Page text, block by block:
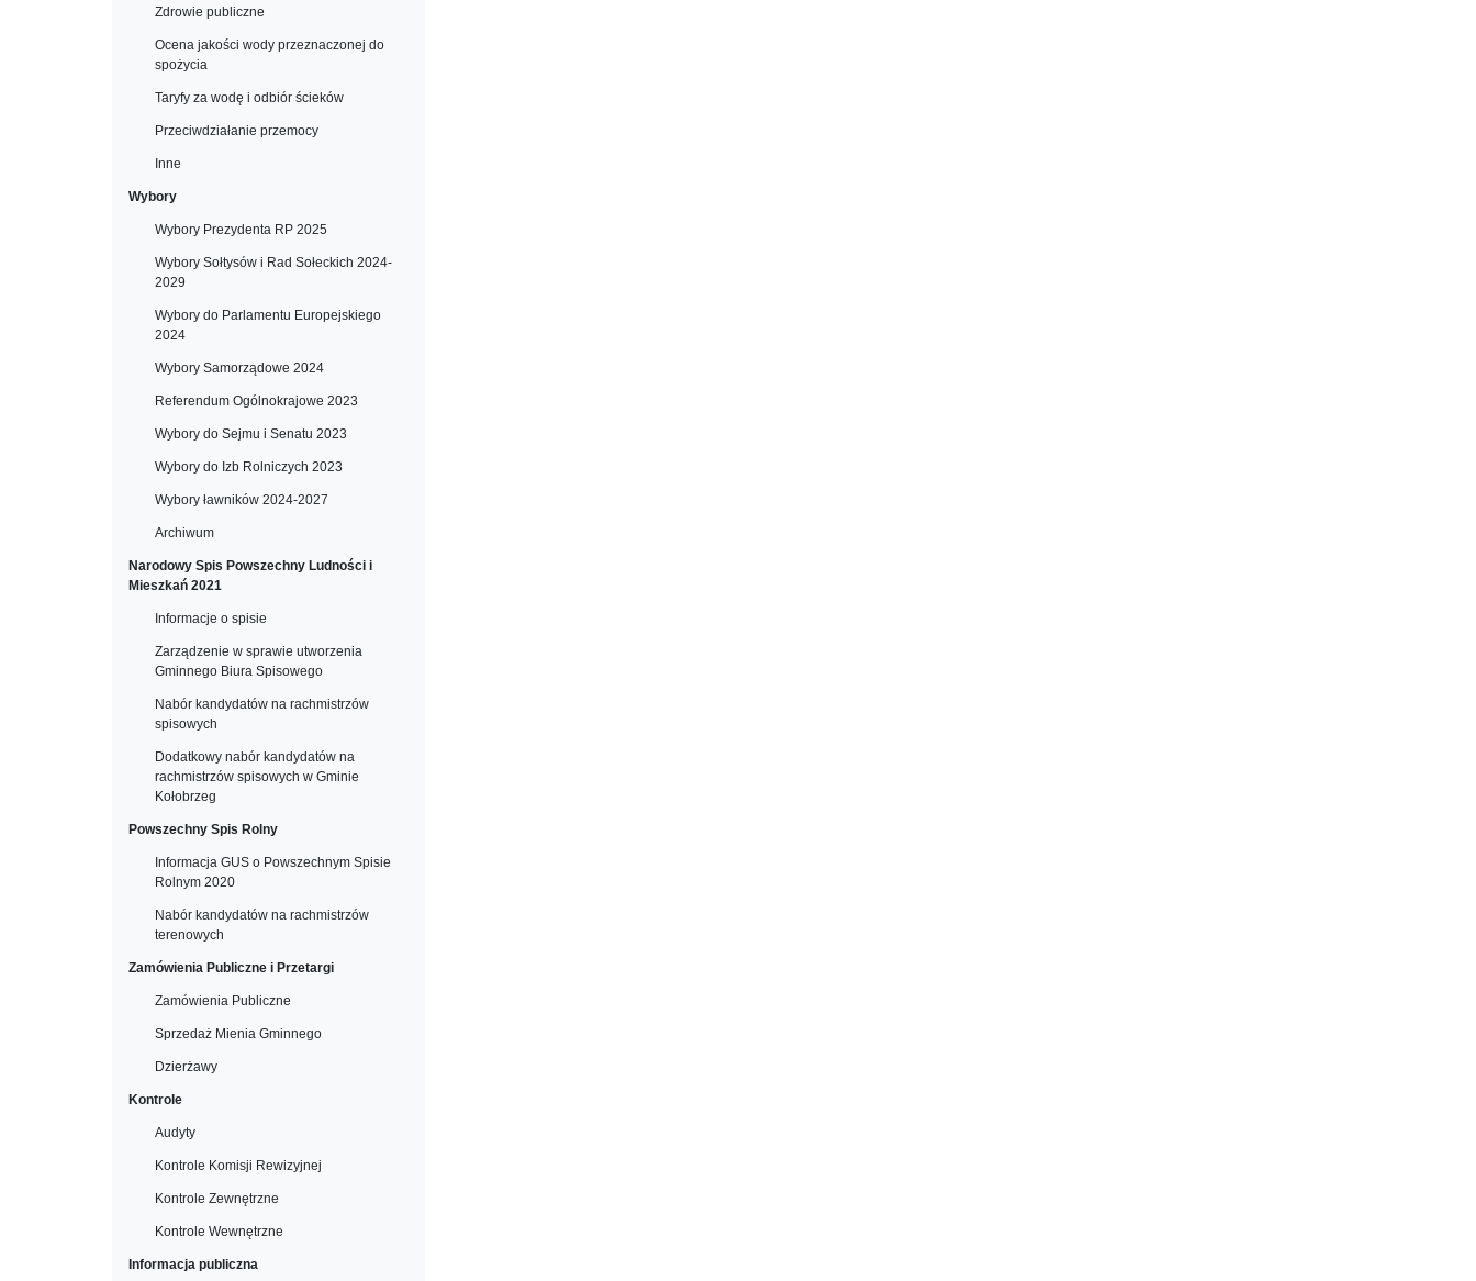
Zdrowie publiczne
Ocena jakości wody przeznaczonej do
spożycia
Taryfy za wodę i odbiór ścieków
Przeciwdziałanie przemocy
Inne
Wybory
Wybory Prezydenta RP 2025
Wybory Sołtysów i Rad Sołeckich 2024-
2029
Wybory do Parlamentu Europejskiego
2024
Wybory Samorządowe 2024
Referendum Ogólnokrajowe 2023
Wybory do Sejmu i Senatu 2023
Wybory do Izb Rolniczych 2023
Wybory ławników 2024-2027
Archiwum
Narodowy Spis Powszechny Ludności i
Mieszkań 2021
Informacje o spisie
Zarządzenie w sprawie utworzenia
Gminnego Biura Spisowego
Nabór kandydatów na rachmistrzów
spisowych
Dodatkowy nabór kandydatów na
rachmistrzów spisowych w Gminie
Kołobrzeg
Powszechny Spis Rolny
Informacja GUS o Powszechnym Spisie
Rolnym 2020
Nabór kandydatów na rachmistrzów
terenowych
Zamówienia Publiczne i Przetargi
Zamówienia Publiczne
Sprzedaż Mienia Gminnego
Dzierżawy
Kontrole
Audyty
Kontrole Komisji Rewizyjnej
Kontrole Zewnętrzne
Kontrole Wewnętrzne
Informacja publiczna